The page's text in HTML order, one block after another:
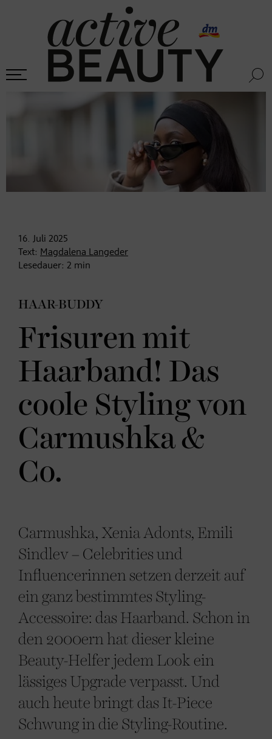
16. Juli 2025
Text: Magdalena Langeder
Lesedauer: 2 min
HAAR-BUDDY
Frisuren mit
Haarband! Das
coole Styling von
Carmushka &
Co.
Carmushka, Xenia Adonts, Emili
Sindlev – Celebrities und
Influencerinnen setzen derzeit auf
ein ganz bestimmtes Styling-
Accessoire: das Haarband. Schon in
den 2000ern hat dieser kleine
Beauty-Helfer jedem Look ein
lässiges Upgrade verpasst. Und
auch heute bringt das It-Piece
Schwung in die Styling-Routine.